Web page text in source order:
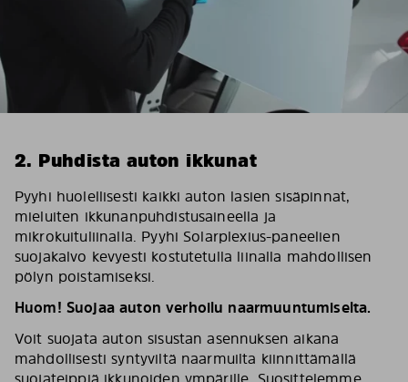
2. Puhdista auton ikkunat
Pyyhi huolellisesti kaikki auton lasien sisäpinnat,
mieluiten ikkunanpuhdistusaineella ja
mikrokuituliinalla. Pyyhi Solarplexius-paneelien
suojakalvo kevyesti kostutetulla liinalla mahdollisen
pölyn poistamiseksi.
Huom! Suojaa auton verhoilu naarmuuntumiselta.
Voit suojata auton sisustan asennuksen aikana
mahdollisesti syntyviltä naarmuilta kiinnittämällä